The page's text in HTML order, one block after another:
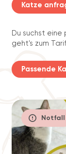
Katze
Du suchst eine
geht's zum
Passende
Notfall